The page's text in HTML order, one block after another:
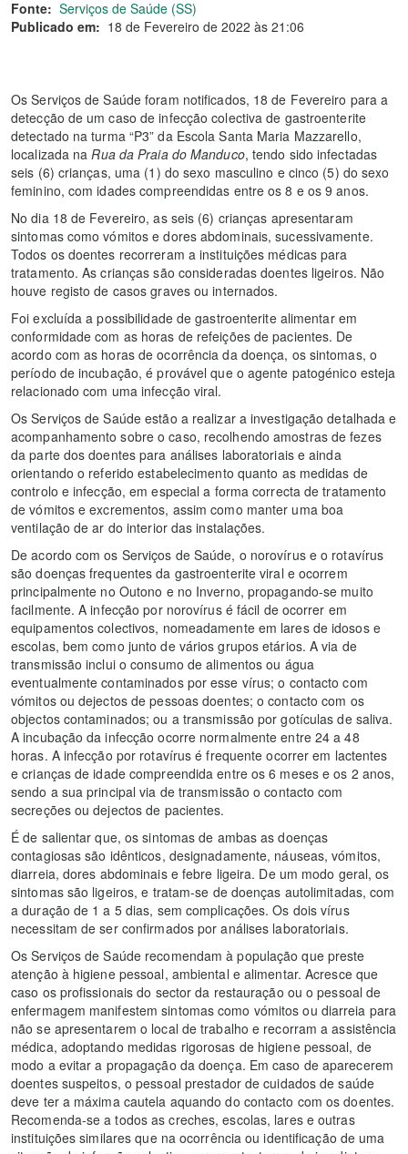
Fonte: Serviços de Saúde (SS)
Publicado em: 18 de Fevereiro de 2022 às 21:06
Os Serviços de Saúde foram notificados, 18 de Fevereiro para a
detecção de um caso de infecção colectiva de gastroenterite
detectado na turma “P3” da Escola Santa Maria Mazzarello,
localizada naRua da Praia do Manduco, tendo sido infectadas
seis (6) crianças, uma (1) do sexo masculino e cinco (5) do sexo
feminino, com idades compreendidas entre os 8 e os 9 anos.
No dia 18 de Fevereiro, as seis (6) crianças apresentaram
sintomas como vómitos e dores abdominais, sucessivamente.
Todos os doentes recorreram a instituições médicas para
tratamento. As crianças são consideradas doentes ligeiros. Não
houve registo de casos graves ou internados.
Foi excluída a possibilidade de gastroenterite alimentar em
conformidade com as horas de refeições de pacientes. De
acordo com as horas de ocorrência da doença, os sintomas, o
período de incubação, é provável que o agente patogénico esteja
relacionado com uma infecção viral.
Os Serviços de Saúde estão a realizar a investigação detalhada e
acompanhamento sobre o caso, recolhendo amostras de fezes
da parte dos doentes para análises laboratoriais e ainda
orientando o referido estabelecimento quanto as medidas de
controlo e infecção, em especial a forma correcta de tratamento
de vómitos e excrementos, assim como manter uma boa
ventilação de ar do interior das instalações.
De acordo com os Serviços de Saúde, o norovírus e o rotavírus
são doenças frequentes da gastroenterite viral e ocorrem
principalmente no Outono e no Inverno, propagando-se muito
facilmente. A infecção por norovírus é fácil de ocorrer em
equipamentos colectivos, nomeadamente em lares de idosos e
escolas, bem como junto de vários grupos etários. A via de
transmissão inclui o consumo de alimentos ou água
eventualmente contaminados por esse vírus; o contacto com
vómitos ou dejectos de pessoas doentes; o contacto com os
objectos contaminados; ou a transmissão por gotículas de saliva.
A incubação da infecção ocorre normalmente entre 24 a 48
horas. A infecção por rotavírus é frequente ocorrer em lactentes
e crianças de idade compreendida entre os 6 meses e os 2 anos,
sendo a sua principal via de transmissão o contacto com
secreções ou dejectos de pacientes.
É de salientar que, os sintomas de ambas as doenças
contagiosas são idênticos, designadamente, náuseas, vómitos,
diarreia, dores abdominais e febre ligeira. De um modo geral, os
sintomas são ligeiros, e tratam-se de doenças autolimitadas, com
a duração de 1 a 5 dias, sem complicações. Os dois vírus
necessitam de ser confirmados por análises laboratoriais.
Os Serviços de Saúde recomendam à população que preste
atenção à higiene pessoal, ambiental e alimentar. Acresce que
caso os profissionais do sector da restauração ou o pessoal de
enfermagem manifestem sintomas como vómitos ou diarreia para
não se apresentarem o local de trabalho e recorram a assistência
médica, adoptando medidas rigorosas de higiene pessoal, de
modo a evitar a propagação da doença. Em caso de aparecerem
doentes suspeitos, o pessoal prestador de cuidados de saúde
deve ter a máxima cautela aquando do contacto com os doentes.
Recomenda-se a todos as creches, escolas, lares e outras
instituições similares que na ocorrência ou identificação de uma